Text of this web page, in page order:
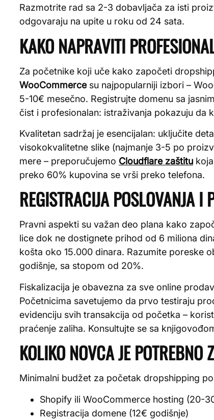
Razmotrite rad sa 2-3 dobavljača za isti
odgovaraju na upite u roku od 24 sata.
KAKO NAPRAVITI
Za početnike koji uče kako započeti
WooCommercesu najpopularniji izbori –
5-10€ mesečno. Registrujte domenu sa
čist i profesionalan: istraživanja pokazuju da
Kvalitetan sadržaj je esencijalan: uključite
visokokvalitetne slike (najmanje 3-5 po
mere – preporučujemo Cloudflare zaštitu
preko 60% kupovina se vrši preko telefona.
REGISTRACIJA POSLOVANJA
Pravni aspekti su važan deo plana kako
lice dok ne dostignete prihod od 6 miliona
košta oko 15.000 dinara. Razumite poreske
godišnje, sa stopom od 20%.
Fiskalizacija je obavezna za sve online
Početnicima savetujemo da prvo testiraju
evidenciju svih transakcija od početka –
praćenje zaliha. Konsultujte se sa
KOLIKO NOVCA JE
Minimalni budžet za početak dropshipping
Shopify ili WooCommerce hosting (20-
Registracija domene (12€ godišnje)